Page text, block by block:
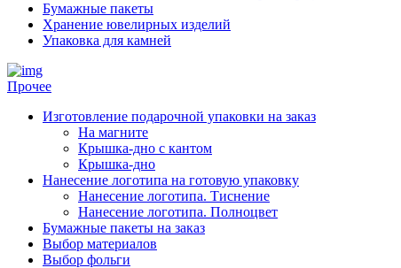
Бумажные пакеты
Хранение ювелирных изделий
Упаковка для камней
Прочее
Изготовление подарочной упаковки на заказ
На магните
Крышка-дно с кантом
Крышка-дно
Нанесение логотипа на готовую упаковку
Нанесение логотипа. Тиснение
Нанесение логотипа. Полноцвет
Бумажные пакеты на заказ
Выбор материалов
Выбор фольги